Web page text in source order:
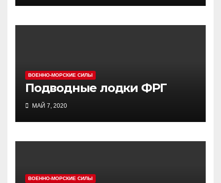
ВОЕННО-МОРСКИЕ СИЛЫ
Подводные лодки ФРГ
МАЙ 7, 2020
ВОЕННО-МОРСКИЕ СИЛЫ